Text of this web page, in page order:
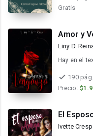
Gratis
Amor y
Liny D.
Hay en el
190 pág.
Precio:
El
Ivette